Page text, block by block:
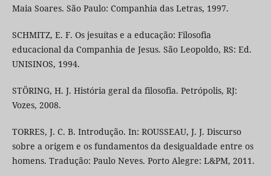
Maia Soares. São Paulo: Companhia das Letras, 1997.
SCHMITZ, E. F. Os jesuítas e a educação: Filosofia
educacional da Companhia de Jesus. São Leopoldo, RS: Ed.
UNISINOS, 1994.
STÖRING, H. J. História geral da filosofia. Petrópolis, RJ:
Vozes, 2008.
TORRES, J. C. B. Introdução. In: ROUSSEAU, J. J. Discurso
sobre a origem e os fundamentos da desigualdade entre os
homens. Tradução: Paulo Neves. Porto Alegre: L&PM, 2011.